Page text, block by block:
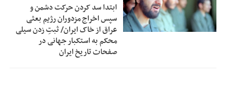
ابتدا سد کردن حرکت دشمن و
سپس اخراج مزدوران رژیم بعثی
عراق از خاک ایران/ ثبتِ زدن سیلی
محکم به استکبار جهانی در
صفحات تاریخ ایران